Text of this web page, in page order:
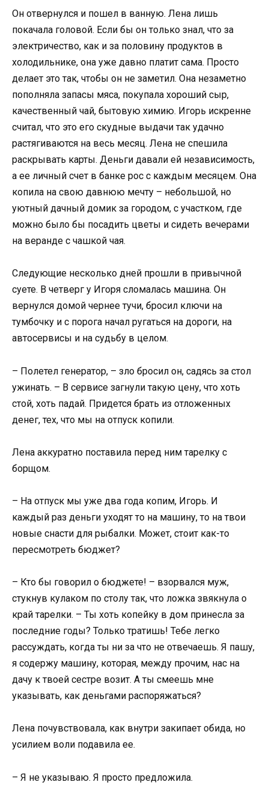
Он отвернулся и пошел в ванную. Лена лишь
покачала головой. Если бы он только знал, что за
электричество, как и за половину продуктов в
холодильнике, она уже давно платит сама. Просто
делает это так, чтобы он не заметил. Она незаметно
пополняла запасы мяса, покупала хороший сыр,
качественный чай, бытовую химию. Игорь искренне
считал, что это его скудные выдачи так удачно
растягиваются на весь месяц. Лена не спешила
раскрывать карты. Деньги давали ей независимость,
а ее личный счет в банке рос с каждым месяцем. Она
копила на свою давнюю мечту – небольшой, но
уютный дачный домик за городом, с участком, где
можно было бы посадить цветы и сидеть вечерами
на веранде с чашкой чая.
Следующие несколько дней прошли в привычной
суете. В четверг у Игоря сломалась машина. Он
вернулся домой чернее тучи, бросил ключи на
тумбочку и с порога начал ругаться на дороги, на
автосервисы и на судьбу в целом.
– Полетел генератор, – зло бросил он, садясь за стол
ужинать. – В сервисе загнули такую цену, что хоть
стой, хоть падай. Придется брать из отложенных
денег, тех, что мы на отпуск копили.
Лена аккуратно поставила перед ним тарелку с
борщом.
– На отпуск мы уже два года копим, Игорь. И
каждый раз деньги уходят то на машину, то на твои
новые снасти для рыбалки. Может, стоит как-то
пересмотреть бюджет?
– Кто бы говорил о бюджете! – взорвался муж,
стукнув кулаком по столу так, что ложка звякнула о
край тарелки. – Ты хоть копейку в дом принесла за
последние годы? Только тратишь! Тебе легко
рассуждать, когда ты ни за что не отвечаешь. Я пашу,
я содержу машину, которая, между прочим, нас на
дачу к твоей сестре возит. А ты смеешь мне
указывать, как деньгами распоряжаться?
Лена почувствовала, как внутри закипает обида, но
усилием воли подавила ее.
– Я не указываю. Я просто предложила.